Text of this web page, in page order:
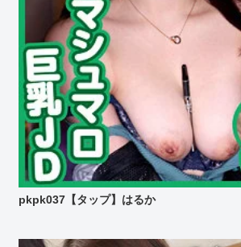
pkpk037【タップ】はるか